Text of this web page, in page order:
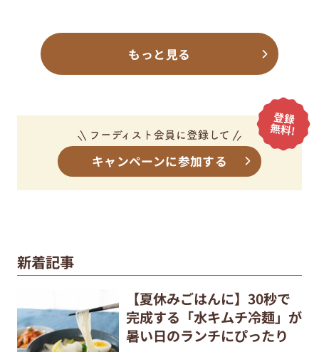
もっと見る
キャンペーンに参加する
新着記事
【夏休みごはんに】30秒で
完成する「水キムチ冷麺」が
暑い日のランチにぴったり